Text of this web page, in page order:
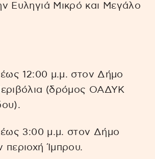
Ευληγιά Μικρό και Μεγάλο
12:00 μ.μ. στον Δήμο
(δρόμος ΟΑΔΥΚ
3:00 μ.μ. στον Δήμο
περιοχή Ίμπρου.